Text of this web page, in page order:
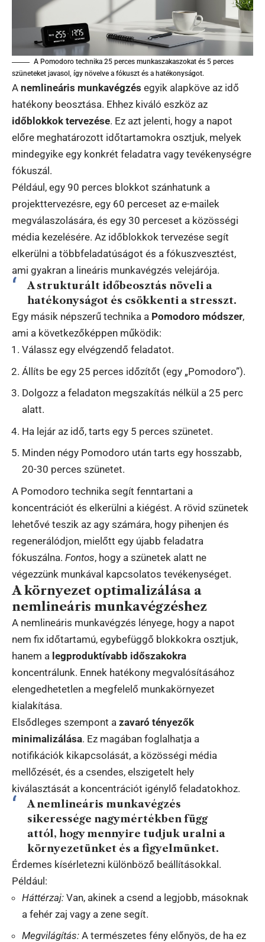
A Pomodoro technika 25 perces munkaszakaszokat és 5 perces
szüneteket javasol, így növelve a fókuszt és a hatékonyságot.
A nemlineáris munkavégzés egyik alapköve az idő
hatékony beosztása. Ehhez kiváló eszköz az
időblokkok tervezése. Ez azt jelenti, hogy a napot
előre meghatározott időtartamokra osztjuk, melyek
mindegyike egy konkrét feladatra vagy tevékenységre
fókuszál.
Például, egy 90 perces blokkot szánhatunk a
projekttervezésre, egy 60 perceset az e-mailek
megválaszolására, és egy 30 perceset a közösségi
média kezelésére. Az időblokkok tervezése segít
elkerülni a többfeladatúságot és a fókuszvesztést,
ami gyakran a lineáris munkavégzés velejárója.
A strukturált időbeosztás növeli a
hatékonyságot és csökkenti a stresszt.
Egy másik népszerű technika a Pomodoro módszer,
ami a következőképpen működik:
Válassz egy elvégzendő feladatot.
Állíts be egy 25 perces időzítőt (egy „Pomodoro”).
Dolgozz a feladaton megszakítás nélkül a 25 perc
alatt.
Ha lejár az idő, tarts egy 5 perces szünetet.
Minden négy Pomodoro után tarts egy hosszabb,
20-30 perces szünetet.
A Pomodoro technika segít fenntartani a
koncentrációt és elkerülni a kiégést. A rövid szünetek
lehetővé teszik az agy számára, hogy pihenjen és
regenerálódjon, mielőtt egy újabb feladatra
fókuszálna. Fontos, hogy a szünetek alatt ne
végezzünk munkával kapcsolatos tevékenységet.
A környezet optimalizálása a
nemlineáris munkavégzéshez
A nemlineáris munkavégzés lényege, hogy a napot
nem fix időtartamú, egybefüggő blokkokra osztjuk,
hanem a legproduktívabb időszakokra
koncentrálunk. Ennek hatékony megvalósításához
elengedhetetlen a megfelelő munkakörnyezet
kialakítása.
Elsődleges szempont a zavaró tényezők
minimalizálása. Ez magában foglalhatja a
notifikációk kikapcsolását, a közösségi média
mellőzését, és a csendes, elszigetelt hely
kiválasztását a koncentrációt igénylő feladatokhoz.
A nemlineáris munkavégzés
sikeressége nagymértékben függ
attól, hogy mennyire tudjuk uralni a
környezetünket és a figyelmünket.
Érdemes kísérletezni különböző beállításokkal.
Például:
Háttérzaj: Van, akinek a csend a legjobb, másoknak
a fehér zaj vagy a zene segít.
Megvilágítás: A természetes fény előnyös, de ha ez